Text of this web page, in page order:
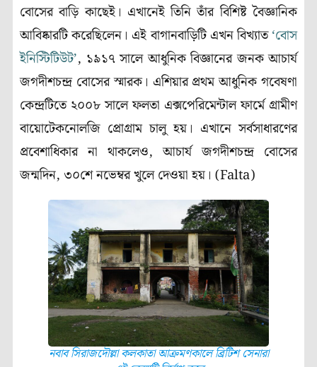
বোসের বাড়ি কাছেই। এখানেই তিনি তাঁর বিশিষ্ট বৈজ্ঞানিক
আবিষ্কারটি করেছিলেন। এই বাগানবাড়িটি এখন বিখ্যাত‘বোস
ইনিস্টিটিউট’, ১৯১৭ সালে আধুনিক বিজ্ঞানের জনক আচার্য
জগদীশচন্দ্র বোসের স্মারক। এশিয়ার প্রথম আধুনিক গবেষণা
কেন্দ্রটিতে ২০০৮ সালে ফলতা এক্সপেরিমেন্টাল ফার্মে গ্রামীণ
বায়োটেকনোলজি প্রোগ্রাম চালু হয়। এখানে সর্বসাধারণের
প্রবেশাধিকার না থাকলেও, আচার্য জগদীশচন্দ্র বোসের
জন্মদিন, ৩০শে নভেম্বর খুলে দেওয়া হয়। (Falta)
নবাব সিরাজদৌল্লা কলকাতা আক্রমণকালে ব্রিটিশ সেনারা